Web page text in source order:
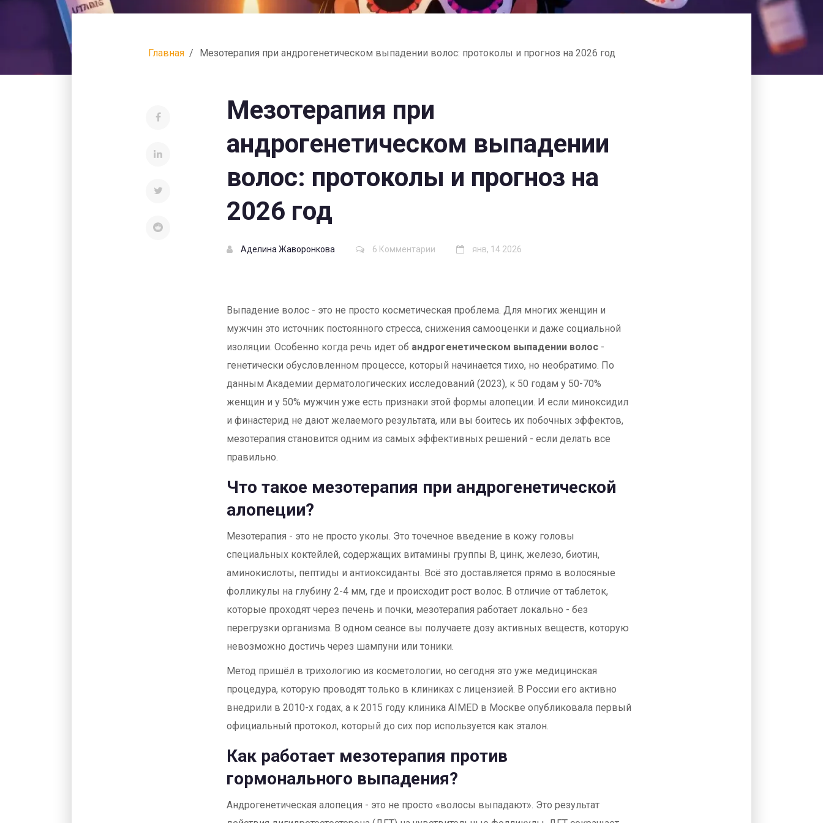
Главная Мезотерапия при андрогенетическом выпадении волос: протоколы и прогноз на 2026 год
Мезотерапия при
андрогенетическом выпадении
волос: протоколы и прогноз на
2026 год
Аделина Жаворонкова 6 Комментарии янв, 14 2026
Выпадение волос - это не просто косметическая проблема. Для многих женщин и
мужчин это источник постоянного стресса, снижения самооценки и даже социальной
изоляции. Особенно когда речь идет об андрогенетическом выпадении волос -
генетически обусловленном процессе, который начинается тихо, но необратимо. По
данным Академии дерматологических исследований (2023), к 50 годам у 50-70%
женщин и у 50% мужчин уже есть признаки этой формы алопеции. И если миноксидил
и финастерид не дают желаемого результата, или вы боитесь их побочных эффектов,
мезотерапия становится одним из самых эффективных решений - если делать все
правильно.
Что такое мезотерапия при андрогенетической
алопеции?
Мезотерапия - это не просто уколы. Это точечное введение в кожу головы
специальных коктейлей, содержащих витамины группы B, цинк, железо, биотин,
аминокислоты, пептиды и антиоксиданты. Всё это доставляется прямо в волосяные
фолликулы на глубину 2-4 мм, где и происходит рост волос. В отличие от таблеток,
которые проходят через печень и почки, мезотерапия работает локально - без
перегрузки организма. В одном сеансе вы получаете дозу активных веществ, которую
невозможно достичь через шампуни или тоники.
Метод пришёл в трихологию из косметологии, но сегодня это уже медицинская
процедура, которую проводят только в клиниках с лицензией. В России его активно
внедрили в 2010-х годах, а к 2015 году клиника AIMED в Москве опубликовала первый
официальный протокол, который до сих пор используется как эталон.
Как работает мезотерапия против
гормонального выпадения?
Андрогенетическая алопеция - это не просто «волосы выпадают». Это результат